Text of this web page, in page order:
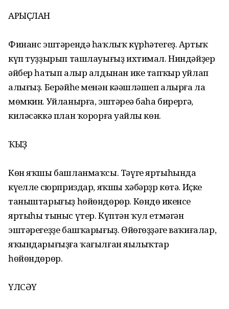
АРЫҪЛАН
Финанс эштәрендә һаҡлыҡ күрһәтегеҙ. Артыҡ
күп туҙҙырып ташлауығыҙ ихтимал. Ниндәйҙер
әйбер һатып алыр алдынан ике тапҡыр уйлап
алығыҙ. Берәйһе менән кәңәшләшеп алырға ла
мөмкин. Уйланырға, эштәреңә баһа бирергә,
киләсәккә план ҡорорға уңайлы көн.
ҠЫҘ
Көн яҡшы башланмаҡсы. Тәүге яртыһында
күңелле сюрприздар, яҡшы хәбәрҙр көтә. Иҫке
таныштарығыҙ һөйөндөрөр. Көндөң икенсе
яртыһы тыныс үтер. Күптән ҡул етмәгән
эштәрегеҙҙе башҡарығыҙ. Өйөгөҙҙәге ваҡиғалар,
яҡындарығыҙға ҡағылған яңылыҡтар
һөйөндөрөр.
ҮЛСӘҮ